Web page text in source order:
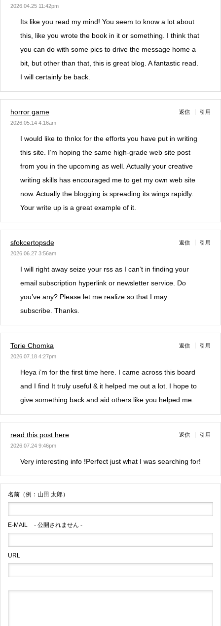
2026.04.25 11:42pm
Its like you read my mind! You seem to know a lot about
this, like you wrote the book in it or something. I think that
you can do with some pics to drive the message home a
bit, but other than that, this is great blog. A fantastic read.
I will certainly be back.
horror game
2026.05.14 4:16am
返信 引用
I would like to thnkx for the efforts you have put in writing
this site. I’m hoping the same high-grade web site post
from you in the upcoming as well. Actually your creative
writing skills has encouraged me to get my own web site
now. Actually the blogging is spreading its wings rapidly.
Your write up is a great example of it.
sfokcertopsde
2026.06.27 3:56am
返信 引用
I will right away seize your rss as I can’t in finding your
email subscription hyperlink or newsletter service. Do
you’ve any? Please let me realize so that I may
subscribe. Thanks.
Torie Chomka
2026.07.18 4:27pm
返信 引用
Heya i’m for the first time here. I came across this board
and I find It truly useful & it helped me out a lot. I hope to
give something back and aid others like you helped me.
read this post here
2026.07.24 9:46pm
返信 引用
Very interesting info !Perfect just what I was searching for!
名前（例：山田 太郎）
E-MAIL - 公開されません -
URL